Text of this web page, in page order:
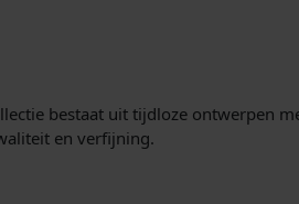
bestaat uit tijdloze ontwerpen
en verfijning.